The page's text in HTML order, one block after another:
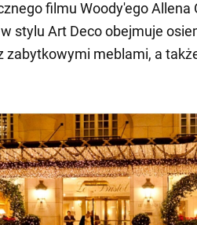
filmu Woody'ego Allena
stylu Art Deco obejmuje
zabytkowymi meblami, a